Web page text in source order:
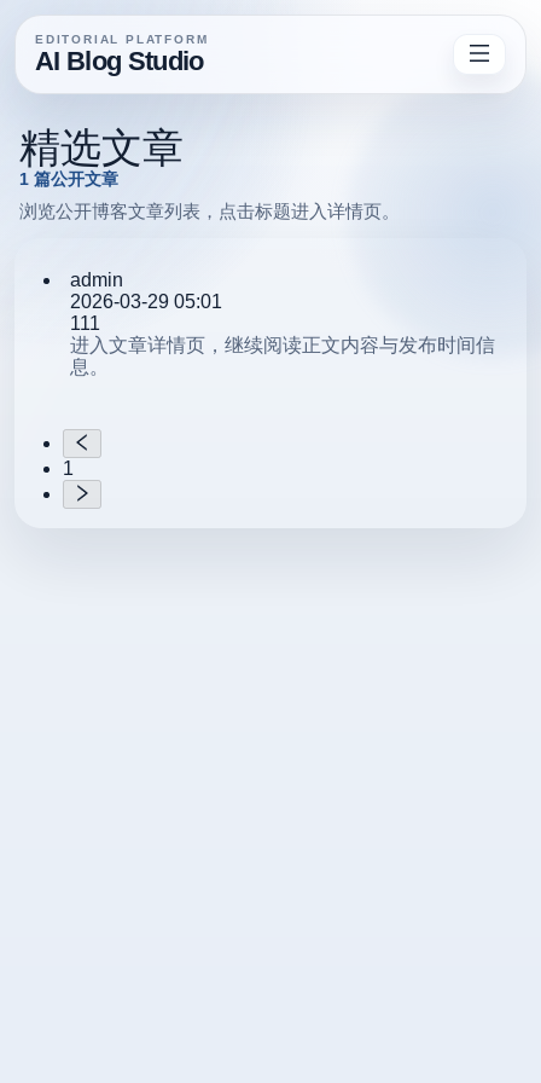
EDITORIAL PLATFORM
AI Blog Studio
精选文章
1 篇公开文章
浏览公开博客文章列表，点击标题进入详情页。
admin
2026-03-29 05:01
111
进入文章详情页，继续阅读正文内容与发布时间信
息。
1